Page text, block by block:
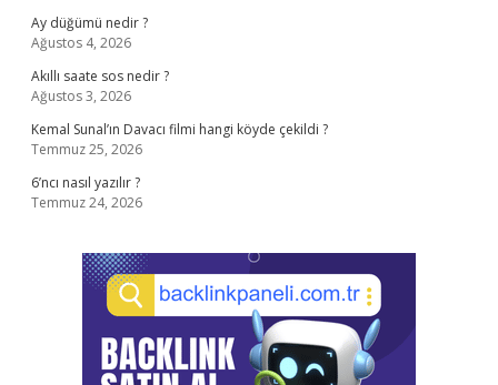
Ay düğümü nedir ?
Ağustos 4, 2026
Akıllı saate sos nedir ?
Ağustos 3, 2026
Kemal Sunal’ın Davacı filmi hangi köyde çekildi ?
Temmuz 25, 2026
6’ncı nasıl yazılır ?
Temmuz 24, 2026